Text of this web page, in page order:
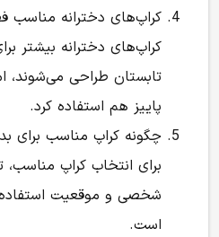
کراپ‌های دخترانه
کراپ‌های دخترانه بیشتر
تابستان طراحی می‌شوند،
پاییز هم استفاده کرد.
چگونه کراپ مناسب برای
برای انتخاب کراپ
شخصی و موقعیت استفاده
است.